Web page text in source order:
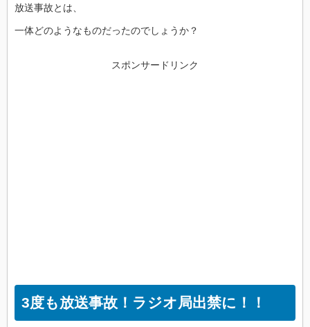
放送事故とは、
一体どのようなものだったのでしょうか？
スポンサードリンク
3度も放送事故！ラジオ局出禁に！！